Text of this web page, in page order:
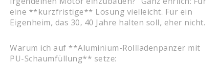
eine **kurzfristige** Lösung vielleicht. Für ein
Eigenheim, das 30, 40 Jahre halten soll, eher nicht.
Warum ich auf **Aluminium-Rollladenpanzer mit
PU-Schaumfüllung** setze: